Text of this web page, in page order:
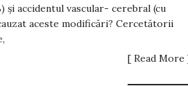
și accidentul vascular- cerebral (cu
aceste modificări? Cercetătorii
[ Read More